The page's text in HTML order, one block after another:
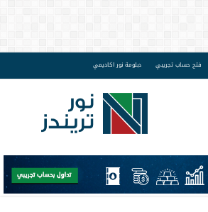
فتح حساب تجريبي دبلومة نور اكاديمي